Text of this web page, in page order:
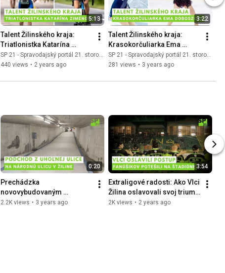
5:13
Talent Žilinského kraja:
Triatlonistka Katarína
Zimenová
SP 21 - Spravodajský portál 21. storočia
440 views • 2 years ago
3:22
Talent Žilinského kraja:
Krasokorčuliarka Ema
Doboszová
SP 21 - Spravodajský portál 21. storočia
281 views • 3 years ago
0:20
Prechádzka
novovybudovaným
podchodom z Uhoľnej ulice
2.2K views • 3 years ago
3:54
Extraligové radosti: Ako Vlci
Žilina oslavovali svoj triumf
s fanúšikmi
2K views • 2 years ago